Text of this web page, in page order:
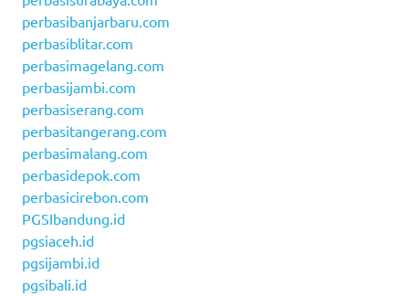
perbasibanjarbaru.com
perbasiblitar.com
perbasimagelang.com
perbasijambi.com
perbasiserang.com
perbasitangerang.com
perbasimalang.com
perbasidepok.com
perbasicirebon.com
PGSIbandung.id
pgsiaceh.id
pgsijambi.id
pgsibali.id